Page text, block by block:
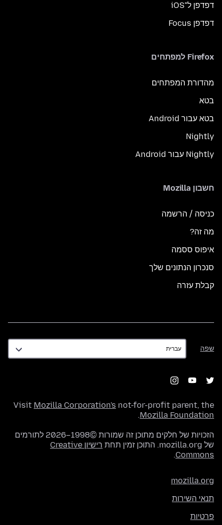
דפדפן ל־iOS
דפדפן Focus
Firefox למפתחים
מהדורת המפתחים
בטא
בטא עבור Android
Nightly
Nightly עבור Android
חשבון Mozilla
כניסה / הרשמה
מה זה?
איפוס ססמה
סנכרון הנתונים שלך
קבלת עזרה
שפה
שפה
Visit Mozilla Corporation's not-for-profit parent, the
Mozilla Foundation
.
הזכויות של חלקים מתוכן זה שמורות ©1998–2026 לתורמים
של mozilla.org. התוכן זמין תחת
רישיון Creative
Commons
.
mozilla.org
תנאי השירות
פרטיות